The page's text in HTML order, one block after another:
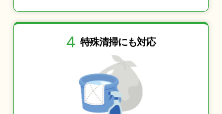
4 特殊清掃にも対応